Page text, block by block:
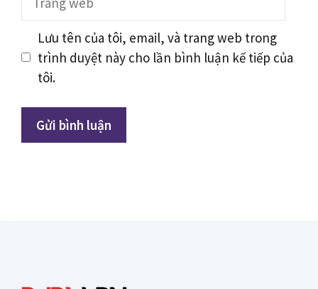
Lưu tên của tôi, email, và trang web trong
trình duyệt này cho lần bình luận kế tiếp của
tôi.